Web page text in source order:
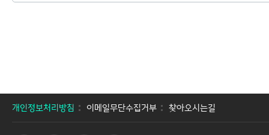
개인정보처리방침 이메일무단수집거부 찾아오시는길